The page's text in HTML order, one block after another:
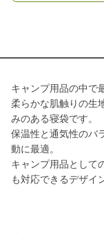
キャンプ用品の中で
柔らかな肌触りの生
みのある寝袋です。
保温性と通気性のバ
動に最適。
キャンプ用品として
も対応できるデザイ